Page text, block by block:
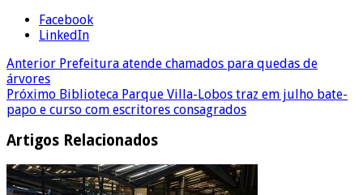
Facebook
LinkedIn
Anterior Prefeitura atende chamados para quedas de
árvores
Próximo Biblioteca Parque Villa-Lobos traz em julho bate-
papo e curso com escritores consagrados
Artigos Relacionados